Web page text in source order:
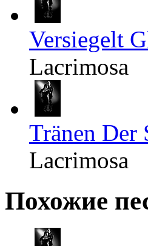
Versiegelt
Lacrimosa
Tränen Der
Lacrimosa
Похожие